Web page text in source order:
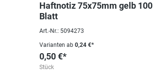
Haftnotiz 75x75mm gelb 100
Blatt
Art.-Nr.: 5094273
Varianten ab 0,24 €*
0,50 €*
Stück